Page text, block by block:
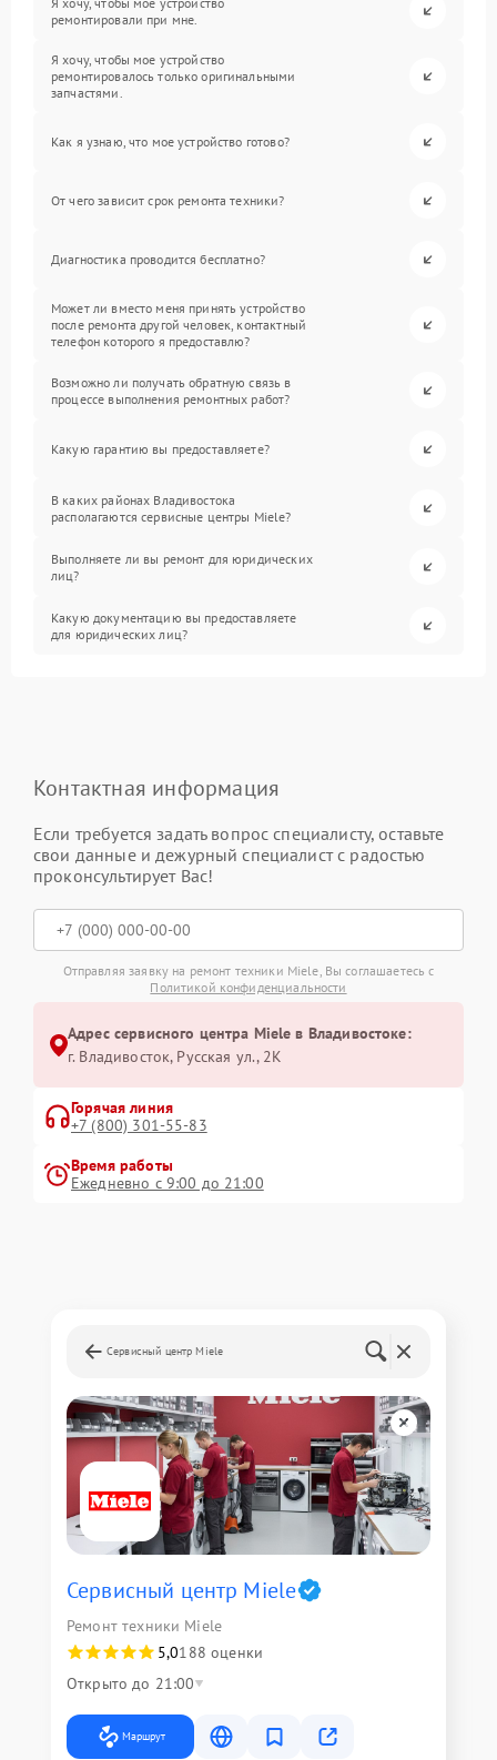
ремонтировали при мне.
Я хочу, чтобы мое устройство
ремонтировалось только оригинальными
запчастями.
Как я узнаю, что мое устройство готово?
От чего зависит срок ремонта техники?
Диагностика проводится бесплатно?
Может ли вместо меня принять устройство
после ремонта другой человек, контактный
телефон которого я предоставлю?
Возможно ли получать обратную связь в
процессе выполнения ремонтных работ?
Какую гарантию вы предоставляете?
В каких районах Владивостока
располагаются сервисные центры Miele?
Выполняете ли вы ремонт для юридических
лиц?
Какую документацию вы предоставляете
для юридических лиц?
Контактная информация
Если требуется задать вопрос специалисту, оставьте
свои данные и дежурный специалист с радостью
проконсультирует Вас!
Отправляя заявку на ремонт техники Miele, Вы соглашаетесь с
Политикой конфиденциальности
Адрес сервисного центра Miele в Владивостоке:
г. Владивосток, Русская ул., 2К
Горячая линия
+7 (800) 301-55-83
Время работы
Ежедневно с 9:00 до 21:00
Сервисный центр Miele
Сервисный центр Miele
Ремонт техники Miele
5,0188 оценки
Открыто до 21:00
Маршрут